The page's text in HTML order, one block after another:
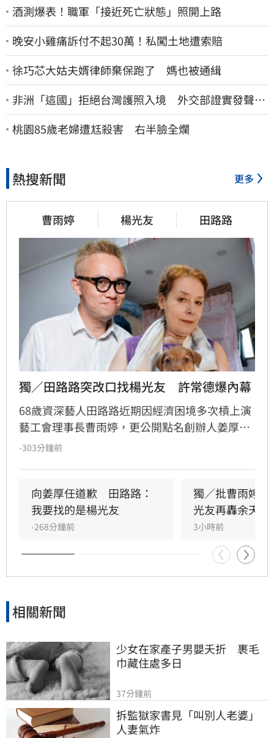
酒測爆表！職軍「接近死亡狀態」照開上路
晚安小雞痛訴付不起30萬！私闖土地遭索賠
徐巧芯大姑夫婿律師棄保跑了 媽也被通緝
非洲「這國」拒絕台灣護照入境 外交部證實發聲
了：持續交涉聯繫
桃園85歲老婦遭尪殺害 右半臉全爛
熱搜新聞 更多
曹雨婷 楊光友 田路路
獨／田路路突改口找楊光友　許常德爆內幕
68歲資深藝人田路路近期因經濟困境多次槓上演
藝工會理事長曹雨婷，更公開點名創辦人姜厚任
出面，事後卻發文坦言搞錯對象，真正想找的是
德出面緩頰，建議田路路應先安頓好生活，並提
議透過口述歷史記錄資深藝人的故事。許常德同
時批評現任理事長曹雨婷不應神隱，呼籲工會應
展現具體作為照顧資深藝人，而非僅提供勞健保
功能。整起事件引發關注，田路路則強調目前先
處理身體狀況，後續發展仍待觀察。
-303分鐘前
向姜厚任道歉　田路路：
我要找的是楊光友
-268分鐘前
獨／批曹雨婷
光友再轟余天工
3小時前
相關新聞
少女在家產子男嬰夭折　裹毛
巾藏住處多日
37分鐘前
拆監獄家書見「叫別人老婆」
人妻氣炸